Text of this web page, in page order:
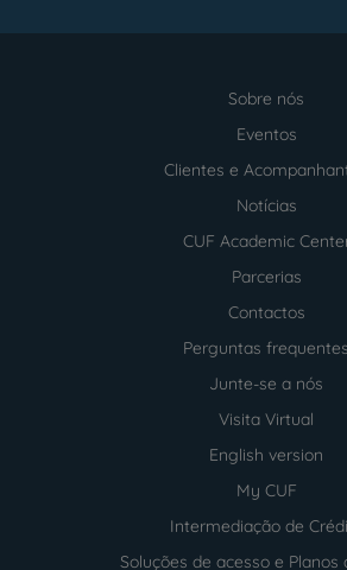
Sobre nós
Eventos
Clientes e
Notícias
CUF Academic
Parcerias
Contactos
Perguntas frequentes
Junte-se a nós
Visita Virtual
English version
My CUF
Intermediação de
Soluções de acesso e Planos